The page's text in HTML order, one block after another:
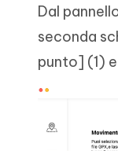
Dal
seconda
punto] (1)